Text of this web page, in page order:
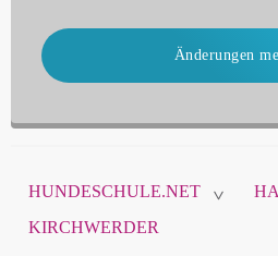
Änderungen
HUNDESCHULE.NET >
KIRCHWERDER